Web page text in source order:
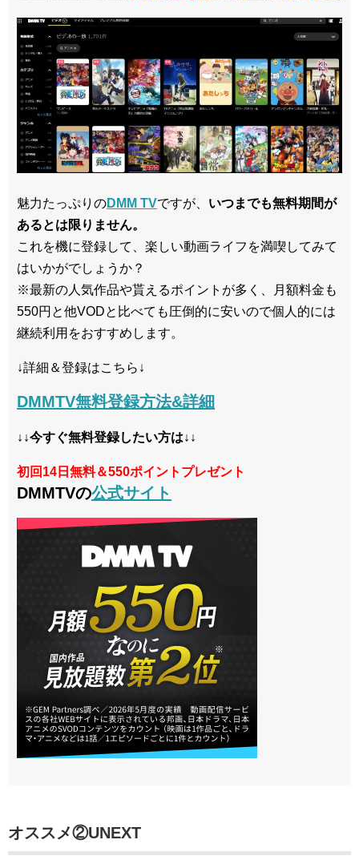
魅力たっぷりのDMM TVですが、 いつまでも無料期間が
あるとは限りません。
これを機に登録して、楽しい動画ライフを満喫してみて
はいかがでしょうか？
※最新の人気作品や貰えるポイントが多く、月額料金も
550円と他VODと比べても圧倒的に安いので個人的には
継続利用をおすすめします。
↓詳細＆登録はこちら↓
DMMTV無料登録方法&詳細
↓↓今すぐ無料登録したい方は↓↓
初回14日無料＆550ポイントプレゼント
DMMTVの公式サイト
オススメ②UNEXT